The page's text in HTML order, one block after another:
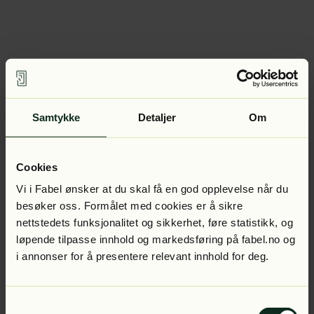
Samtykke Detaljer Om
Cookies
Vi i Fabel ønsker at du skal få en god opplevelse når du
besøker oss. Formålet med cookies er å sikre
nettstedets funksjonalitet og sikkerhet, føre statistikk, og
løpende tilpasse innhold og markedsføring på fabel.no og
i annonser for å presentere relevant innhold for deg.